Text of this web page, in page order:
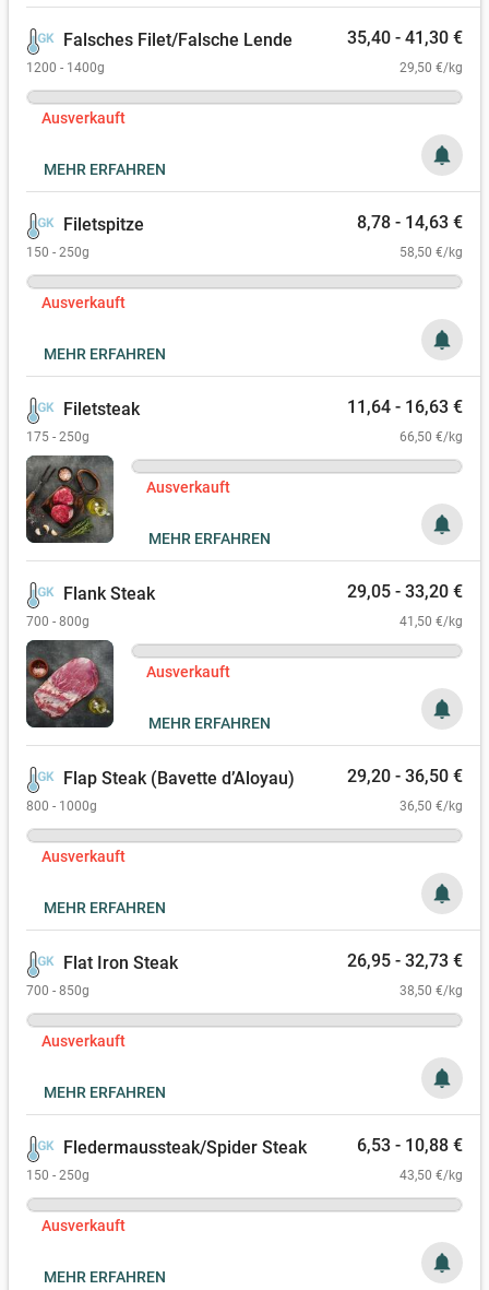
Falsches Filet/Falsche Lende 35,40 - 41,30 €
1200 - 1400g 29,50 €/kg
Ausverkauft
notifications
MEHR ERFAHREN
Filetspitze 8,78 - 14,63 €
150 - 250g 58,50 €/kg
Ausverkauft
notifications
MEHR ERFAHREN
Filetsteak 11,64 - 16,63 €
175 - 250g 66,50 €/kg
Ausverkauft
notifications
MEHR ERFAHREN
Flank Steak 29,05 - 33,20 €
700 - 800g 41,50 €/kg
Ausverkauft
notifications
MEHR ERFAHREN
Flap Steak (Bavette d’Aloyau) 29,20 - 36,50 €
800 - 1000g 36,50 €/kg
Ausverkauft
notifications
MEHR ERFAHREN
Flat Iron Steak 26,95 - 32,73 €
700 - 850g 38,50 €/kg
Ausverkauft
notifications
MEHR ERFAHREN
Fledermaussteak/Spider Steak 6,53 - 10,88 €
150 - 250g 43,50 €/kg
Ausverkauft
notifications
MEHR ERFAHREN